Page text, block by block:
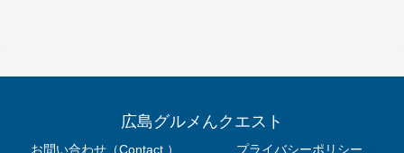
広島グルメんクエスト
お問い合わせ（Contact ） プライバシーポリシー